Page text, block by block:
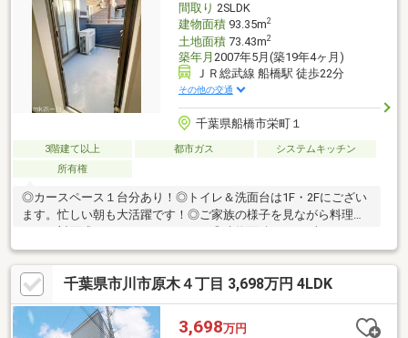
間取り 2SLDK
建物面積93.35m2
土地面積73.43m2
築年月 2007年5月(築19年4ヶ月)
ＪＲ総武線 船橋駅 徒歩22分
その他の交通
千葉県船橋市栄町１
3階建て以上 都市ガス
システムキッチン
所有権
◎カースペース１台分あり！◎トイレ＆洗面台は1F・2Fにござい
ます。忙しい朝も大活躍です！◎ご家族の様子を見ながら料理が
SLDKの間取り！◎２０２３年外壁修繕、壁紙交換履歴あります！
◎各居室に収納完備！豊富な収納が魅力！◎公園や小中学校・ス
ーパーなど徒歩圏内にそろう子育て家族におすすめの立地！
千葉県市川市原木４丁目 3,698万円 4LDK
3,698万円